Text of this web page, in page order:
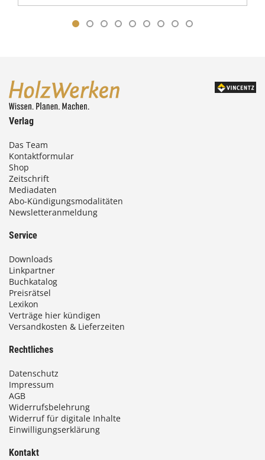
Verlag
Das Team
Kontaktformular
Shop
Zeitschrift
Mediadaten
Abo-Kündigungsmodalitäten
Newsletteranmeldung
Service
Downloads
Linkpartner
Buchkatalog
Preisrätsel
Lexikon
Verträge hier kündigen
Versandkosten & Lieferzeiten
Rechtliches
Datenschutz
Impressum
AGB
Widerrufsbelehrung
Widerruf für digitale Inhalte
Einwilligungserklärung
Kontakt